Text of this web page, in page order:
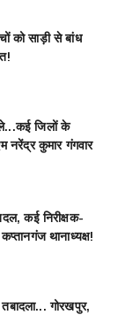
को साड़ी से बांध
जिलों के
कुमार गंगवार
कई निरीक्षक-
थानाध्यक्ष!
गोरखपुर,